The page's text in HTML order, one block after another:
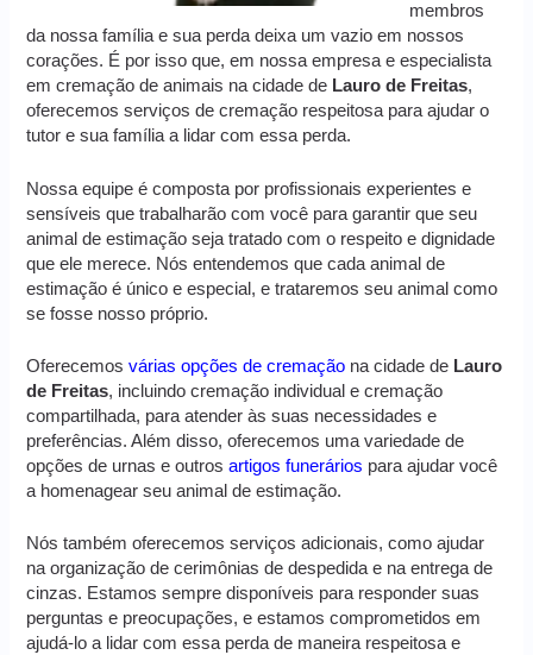
membros
da nossa família e sua perda deixa um vazio em nossos
corações. É por isso que, em nossa empresa e especialista
em cremação de animais na cidade de Lauro de Freitas,
oferecemos serviços de cremação respeitosa para ajudar o
tutor e sua família a lidar com essa perda.
Nossa equipe é composta por profissionais experientes e
sensíveis que trabalharão com você para garantir que seu
animal de estimação seja tratado com o respeito e dignidade
que ele merece. Nós entendemos que cada animal de
estimação é único e especial, e trataremos seu animal como
se fosse nosso próprio.
Oferecemosvárias opções de cremação na cidade de Lauro
de Freitas, incluindo cremação individual e cremação
compartilhada, para atender às suas necessidades e
preferências. Além disso, oferecemos uma variedade de
opções de urnas e outrosartigos funerários para ajudar você
a homenagear seu animal de estimação.
Nós também oferecemos serviços adicionais, como ajudar
na organização de cerimônias de despedida e na entrega de
cinzas. Estamos sempre disponíveis para responder suas
perguntas e preocupações, e estamos comprometidos em
ajudá-lo a lidar com essa perda de maneira respeitosa e